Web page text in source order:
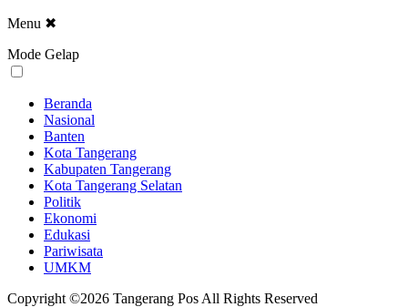
Menu ✖
Mode Gelap
Beranda
Nasional
Banten
Kota Tangerang
Kabupaten Tangerang
Kota Tangerang Selatan
Politik
Ekonomi
Edukasi
Pariwisata
UMKM
Copyright ©2026 Tangerang Pos All Rights Reserved